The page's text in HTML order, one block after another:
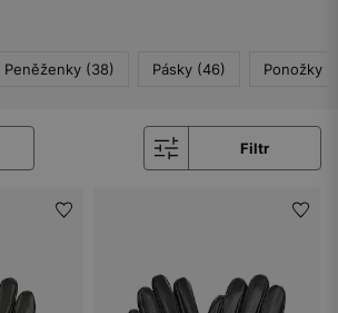
Peněženky (38) Pásky (46) Ponožky
Filtr